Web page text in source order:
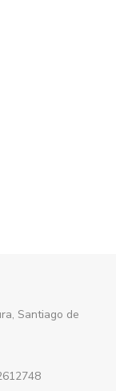
Santiago de